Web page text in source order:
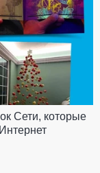
Сети, которые